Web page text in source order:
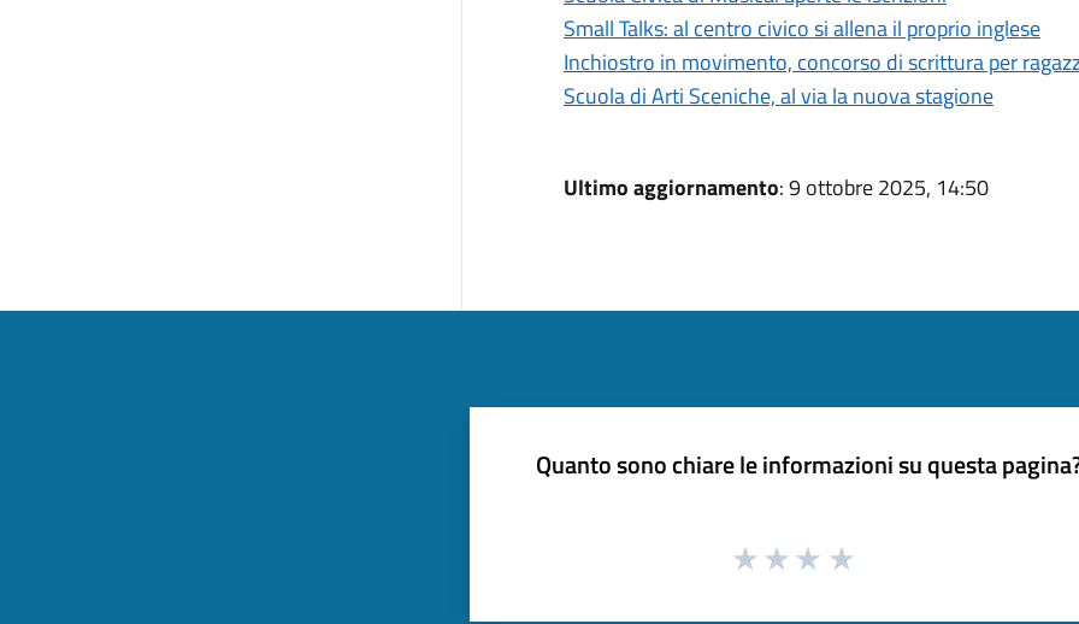
Small Talks: al centro civico si allena il proprio inglese
Inchiostro in movimento, concorso di scrittura per
Scuola di Arti Sceniche, al via la nuova stagione
Ultimo aggiornamento: 9 ottobre 2025, 14:50
Quanto sono chiare le informazioni su questa